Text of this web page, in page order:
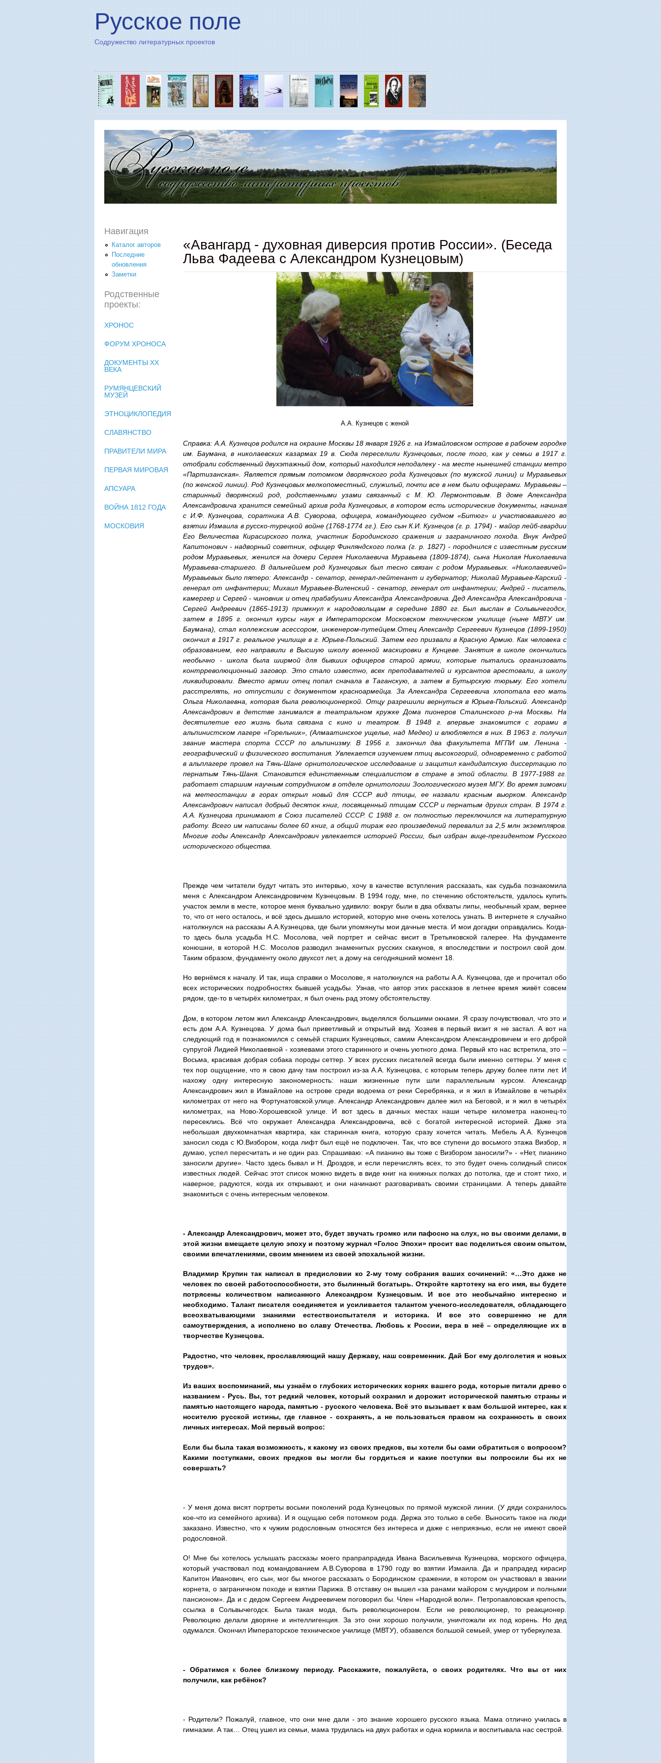
Русское поле
Содружество литературных проектов
«Авангард - духовная диверсия против России». (Беседа
Льва Фадеева с Александром Кузнецовым)
А.А. Кузнецов с женой
Справка: А.А. Кузнецов родился на окраине Москвы 18 января 1926 г. на Измайловском острове в рабочем городке
им. Баумана, в николаевских казармах 19 в. Сюда переселили Кузнецовых, после того, как у семьи в 1917 г.
отобрали собственный двухэтажный дом, который находился неподалеку - на месте нынешней станции метро
«Партизанская». Является прямым потомком дворянского рода Кузнецовых (по мужской линии) и Муравьевых
(по женской линии). Род Кузнецовых мелкопоместный, служилый, почти все в нем были офицерами. Муравьевы –
старинный дворянский род, родственными узами связанный с М. Ю. Лермонтовым. В доме Александра
Александровича хранится семейный архив рода Кузнецовых, в котором есть исторические документы, начиная
с И.Ф. Кузнецова, соратника А.В. Суворова, офицера, командующего судном «Битюг» и участвовавшего во
взятии Измаила в русско-турецкой войне (1768-1774 гг.). Его сын К.И. Кузнецов (г. р. 1794) - майор лейб-гвардии
Его Величества Кирасирского полка, участник Бородинского сражения и заграничного похода. Внук Андрей
Капитонович - надворный советник, офицер Финляндского полка (г. р. 1827) - породнился с известным русским
родом Муравьевых, женился на дочери Сергея Николаевича Муравьева (1809-1874), сына Николая Николаевича
Муравьева-старшего. В дальнейшем род Кузнецовых был тесно связан с родом Муравьевых. «Николаевичей»
Муравьевых было пятеро: Александр - сенатор, генерал-лейтенант и губернатор; Николай Муравьев-Карский -
генерал от инфантерии; Михаил Муравьев-Виленский - сенатор, генерал от инфантерии; Андрей - писатель,
камергер и Сергей - чиновник и отец прабабушки Александра Александровича. Дед Александра Александровича -
Сергей Андреевич (1865-1913) примкнул к народовольцам в середине 1880 гг. Был выслан в Сольвычегодск,
затем в 1895 г. окончил курсы наук в Императорском Московском техническом училище (ныне МВТУ им.
Баумана), стал коллежским асессором, инженером-путейцем.Отец Александр Сергеевич Кузнецов (1899-1950)
окончил в 1917 г. реальное училище в г. Юрьев-Польский. Затем его призвали в Красную Армию. Как человека с
образованием, его направили в Высшую школу военной маскировки в Кунцеве. Занятия в школе окончились
необычно - школа была ширмой для бывших офицеров старой армии, которые пытались организовать
контрреволюционный заговор. Это стало известно, всех преподавателей и курсантов арестовали, а школу
ликвидировали. Вместо армии отец попал сначала в Таганскую, а затем в Бутырскую тюрьму. Его хотели
расстрелять, но отпустили с документом красноармейца. За Александра Сергеевича хлопотала его мать
Ольга Николаевна, которая была революционеркой. Отцу разрешили вернуться в Юрьев-Польский. Александр
Александрович в детстве занимался в театральном кружке Дома пионеров Сталинского р-на Москвы. На
десятилетие его жизнь была связана с кино и театром. В 1948 г. впервые знакомится с горами в
альпинистском лагере «Горельник», (Алмаатинское ущелье, над Медео) и влюбляется в них. В 1963 г. получил
звание мастера спорта СССР по альпинизму. В 1956 г. закончил два факультета МГПИ им. Ленина -
географический и физического воспитания. Увлекается изучением птиц высокогорий, одновременно с работой
в альплагере провел на Тянь-Шане орнитологическое исследование и защитил кандидатскую диссертацию по
пернатым Тянь-Шаня. Становится единственным специалистом в стране в этой области. В 1977-1988 гг.
работает старшим научным сотрудником в отделе орнитологии Зоологического музея МГУ. Во время зимовки
на метеостанции в горах открыл новый для СССР вид птицы, ее назвали красным вьюрком. Александр
Александрович написал добрый десяток книг, посвященный птицам СССР и пернатым других стран. В 1974 г.
А.А. Кузнецова принимают в Союз писателей СССР. С 1988 г. он полностью переключился на литературную
работу. Всего им написаны более 60 книг, а общий тираж его произведений перевалил за 2,5 млн экземпляров.
Многие годы Александр Александрович увлекается историей России, был избран вице-президентом Русского
исторического общества.
Прежде чем читатели будут читать это интервью, хочу в качестве вступления рассказать, как судьба познакомила
меня с Александром Александровичем Кузнецовым. В 1994 году, мне, по стечению обстоятельств, удалось купить
участок земли в месте, которое меня буквально удивило: вокруг были в два обхваты липы, необычный храм, вернее
то, что от него осталось, и всё здесь дышало историей, которую мне очень хотелось узнать. В интернете я случайно
натолкнулся на рассказы А.А.Кузнецова, где были упомянуты мои дачные места. И мои догадки оправдались. Когда-
то здесь была усадьба Н.С. Мосолова, чей портрет и сейчас висит в Третьяковской галерее. На фундаменте
конюшни, в которой Н.С. Мосолов разводил знаменитых русских скакунов, я впоследствии и построил свой дом.
Таким образом, фундаменту около двухсот лет, а дому на сегодняшний момент 18.
Но вернёмся к началу. И так, ища справки о Мосолове, я натолкнулся на работы А.А. Кузнецова, где и прочитал обо
всех исторических подробностях бывшей усадьбы. Узнав, что автор этих рассказов в летнее время живёт совсем
рядом, где-то в четырёх километрах, я был очень рад этому обстоятельству.
Дом, в котором летом жил Александр Александрович, выделялся большими окнами. Я сразу почувствовал, что это и
есть дом А.А. Кузнецова. У дома был приветливый и открытый вид. Хозяев в первый визит я не застал. А вот на
следующий год я познакомился с семьёй старших Кузнецовых, самим Александром Александровичем и его доброй
супругой Лидией Николаевной - хозяевами этого старинного и очень уютного дома. Первый кто нас встретила, это –
Восьма, красивая добрая собака породы сеттер. У всех русских писателей всегда были именно сеттеры. У меня с
тех пор ощущение, что я свою дачу там построил из-за А.А. Кузнецова, с которым теперь дружу более пяти лет. И
нахожу одну интересную закономерность: наши жизненные пути шли параллельным курсом. Александр
Александрович жил в Измайлове на острове среди водоема от реки Серебрянка, и я жил в Измайлове в четырёх
километрах от него на Фортунатовской.улице. Александр Александрович далее жил на Беговой, и я жил в четырёх
километрах, на Ново-Хорошевской улице. И вот здесь в дачных местах наши четыре километра наконец-то
пересеклись. Всё что окружает Александра Александровича, всё с богатой интересной историей. Даже эта
небольшая двухкомнатная квартира, как старинная книга, которую сразу хочется читать. Мебель А.А. Кузнецов
заносил сюда с Ю.Визбором, когда лифт был ещё не подключен. Так, что все ступени до восьмого этажа Визбор, я
думаю, успел пересчитать и не один раз. Спрашиваю: «А пианино вы тоже с Визбором заносили?» - «Нет, пианино
заносили другие». Часто здесь бывал и Н. Дроздов, и если перечислять всех, то это будет очень солидный список
известных людей. Сейчас этот список можно видеть в виде книг на книжных полках до потолка, где и стоят тихо, и
наверное, радуются, когда их открывают, и они начинают разговаривать своими страницами. А теперь давайте
знакомиться с очень интересным человеком.
- Александр Александрович, может это, будет звучать громко или пафосно на слух, но вы своими делами, в
этой жизни вмещаете целую эпоху и поэтому журнал «Голос Эпохи» просит вас поделиться своим опытом,
своими впечатлениями, своим мнением из своей эпохальной жизни.
Владимир Крупин так написал в предисловии ко 2-му тому собрания ваших сочинений: «…Это даже не
человек по своей работоспособности, это былинный богатырь. Откройте картотеку на его имя, вы будете
потрясены количеством написанного Александром Кузнецовым. И все это необычайно интересно и
необходимо. Талант писателя соединяется и усиливается талантом ученого-исследователя, обладающего
всеохватывающими знаниями естествоиспытателя и историка. И все это совершенно не для
самоутверждения, а исполнено во славу Отечества. Любовь к России, вера в неё – определяющие их в
творчестве Кузнецова.
Радостно, что человек, прославляющий нашу Державу, наш современник. Дай Бог ему долголетия и новых
трудов».
Из ваших воспоминаний, мы узнаём о глубоких исторических корнях вашего рода, которые питали древо с
названием - Русь. Вы, тот редкий человек, который сохранил и дорожит исторической памятью страны и
памятью настоящего народа, памятью - русского человека. Всё это вызывает к вам большой интерес, как к
носителю русской истины, где главное - сохранять, а не пользоваться правом на сохранность в своих
личных интересах. Мой первый вопрос:
Если бы была такая возможность, к какому из своих предков, вы хотели бы сами обратиться с вопросом?
Какими поступками, своих предков вы могли бы гордиться и какие поступки вы попросили бы их не
совершать?
- У меня дома висят портреты восьми поколений рода Кузнецовых по прямой мужской линии. (У дяди сохранилось
кое-что из семейного архива). И я ощущаю себя потомком рода. Держа это только в себе. Выносить такое на люди
заказано. Известно, что к чужим родословным относятся без интереса и даже с неприязнью, если не имеют своей
родословной.
О! Мне бы хотелось услышать рассказы моего прапрапрадеда Ивана Васильевича Кузнецова, морского офицера,
который участвовал под командованием А.В.Суворова в 1790 году во взятии Измаила. Да и прапрадед кирасир
Капитон Иванович, его сын, мог бы многое рассказать о Бородинском сражении, в котором он участвовал в звании
корнета, о заграничном походе и взятии Парижа. В отставку он вышел «за ранами майором с мундиром и полными
пансионом». Да и с дедом Сергеем Андреевичем поговорил бы. Член «Народной воли». Петропавловская крепость,
ссылка в Сольвычегодск. Была такая мода, быть революционером. Если не революционер, то реакционер.
Революцию делали дворяне и интеллигенция. За это они хорошо получили, уничтожали их под корень. Но дед
одумался. Окончил Императорское техническое училище (МВТУ), обзавелся большой семьей, умер от туберкулеза.
- Обратимсяк более близкому периоду. Расскажите, пожалуйста, о своих родителях. Что вы от них
получили, как ребёнок?
- Родители? Пожалуй, главное, что они мне дали - это знание хорошего русского языка. Мама отлично училась в
гимназии. А так… Отец ушел из семьи, мама трудилась на двух работах и одна кормила и воспитывала нас сестрой.
Навигация
Каталог авторов
Последние
обновления
Заметки
Родственные
проекты:
ХРОНОС
ФОРУМ ХРОНОСА
ДОКУМЕНТЫ XX
ВЕКА
РУМЯНЦЕВСКИЙ
МУЗЕЙ
ЭТНОЦИКЛОПЕДИЯ
СЛАВЯНСТВО
ПРАВИТЕЛИ МИРА
ПЕРВАЯ МИРОВАЯ
АПСУАРА
ВОЙНА 1812 ГОДА
МОСКОВИЯ